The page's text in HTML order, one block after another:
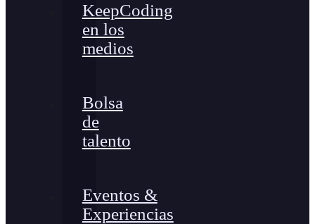
KeepCoding
en los
medios
Bolsa
de
talento
Eventos &
Experiencias